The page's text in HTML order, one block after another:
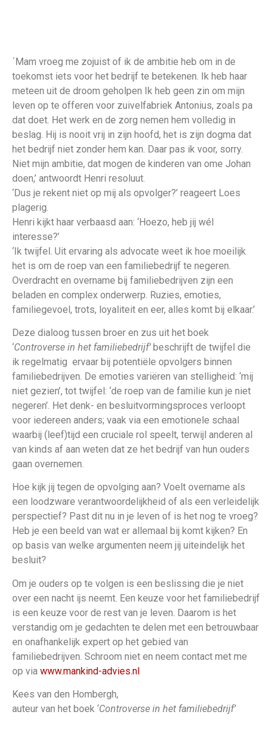
´Mam vroeg me zojuist of ik de ambitie heb om in de
toekomst iets voor het bedrijf te betekenen. Ik heb haar
meteen uit de droom geholpen Ik heb geen zin om mijn
leven op te offeren voor zuivelfabriek Antonius, zoals pa
dat doet. Het werk en de zorg nemen hem volledig in
beslag. Hij is nooit vrij in zijn hoofd, het is zijn dogma dat
het bedrijf niet zonder hem kan. Daar pas ik voor, sorry.
Niet mijn ambitie, dat mogen de kinderen van ome Johan
doen,’ antwoordt Henri resoluut.
‘Dus je rekent niet op mij als opvolger?’ reageert Loes
plagerig.
Henri kijkt haar verbaasd aan: ‘Hoezo, heb jij wél
interesse?’
‘Ik twijfel. Uit ervaring als advocate weet ik hoe moeilijk
het is om de roep van een familiebedrijf te negeren.
Overdracht en overname bij familiebedrijven zijn een
beladen en complex onderwerp. Ruzies, emoties,
familiegevoel, trots, loyaliteit en eer, alles komt bij elkaar.’
Deze dialoog tussen broer en zus uit het boek
‘Controverse in het familiebedrijf’beschrijft de twijfel die
ik regelmatig ervaar bij potentiële opvolgers binnen
familiebedrijven. De emoties variëren van stelligheid: ‘mij
niet gezien’, tot twijfel: ‘de roep van de familie kun je niet
negeren’. Het denk- en besluitvormingsproces verloopt
voor iedereen anders; vaak via een emotionele schaal
waarbij (leef)tijd een cruciale rol speelt, terwijl anderen al
van kinds af aan weten dat ze het bedrijf van hun ouders
gaan overnemen.
Hoe kijk jij tegen de opvolging aan? Voelt overname als
een loodzware verantwoordelijkheid of als een verleidelijk
perspectief? Past dit nu in je leven of is het nog te vroeg?
Heb je een beeld van wat er allemaal bij komt kijken? En
op basis van welke argumenten neem jij uiteindelijk het
besluit?
Om je ouders op te volgen is een beslissing die je niet
over een nacht ijs neemt. Een keuze voor het familiebedrijf
is een keuze voor de rest van je leven. Daarom is het
verstandig om je gedachten te delen met een betrouwbaar
en onafhankelijk expert op het gebied van
familiebedrijven. Schroom niet en neem contact met me
op via www.mankind-advies.nl
Kees van den Hombergh,
auteur van het boek ‘Controverse in het familiebedrijf’